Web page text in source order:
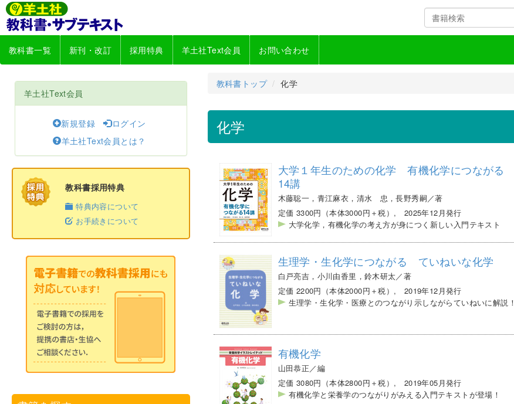
教科書一覧 新刊・改訂 採用特典 羊土社Text会員 お問い合わせ
教科書トップ 化学
化学
大学１年生のための化学 有機化学につながる
14講
木藤聡一，青江麻衣，清水 忠，長野秀嗣／著
定価 3300円（本体3000円＋税）, 2025年12月発行
大学化学，有機化学の考え方が身につく新しい入門テキスト
生理学・生化学につながる ていねいな化学
白戸亮吉，小川由香里，鈴木研太／著
定価 2200円（本体2000円＋税）, 2019年12月発行
生理学・生化学・医療とのつながり示しながらていねいに解説！
有機化学
山田恭正／編
定価 3080円（本体2800円＋税）, 2019年05月発行
有機化学と栄養学のつながりがみえる入門テキストが登場！
羊土社Text会員
新規登録
ログイン
羊土社Text会員とは？
教科書採用特典
特典内容について
お手続きについて